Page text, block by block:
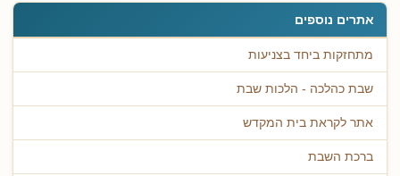
אתרים נוספים
מתחזקות ביחד בצניעות
שבת כהלכה - הלכות שבת
אתר לקראת בית המקדש
ברכת השבת